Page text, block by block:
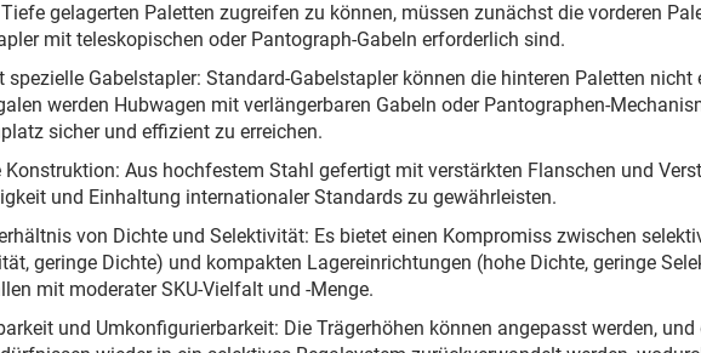
gelagerten Paletten zugreifen zu können, müssen zunächst die vorderen
mit teleskopischen oder Pantograph-Gabeln erforderlich sind.
spezielle Gabelstapler: Standard-Gabelstapler können die hinteren Paletten nicht
werden Hubwagen mit verlängerbaren Gabeln oder Pantographen-
sicher und effizient zu erreichen.
Konstruktion: Aus hochfestem Stahl gefertigt mit verstärkten Flanschen und
und Einhaltung internationaler Standards zu gewährleisten.
von Dichte und Selektivität: Es bietet einen Kompromiss zwischen
geringe Dichte) und kompakten Lagereinrichtungen (hohe Dichte, geringe
mit moderater SKU-Vielfalt und -Menge.
und Umkonfigurierbarkeit: Die Trägerhöhen können angepasst werden,